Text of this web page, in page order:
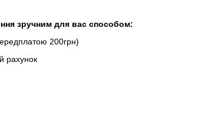
зручним для вас способом:
200грн)
рахунок